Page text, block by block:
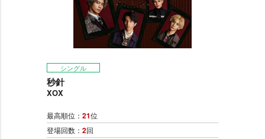
シングル
秒針
XOX
最高順位： 21位
登場回数： 2回